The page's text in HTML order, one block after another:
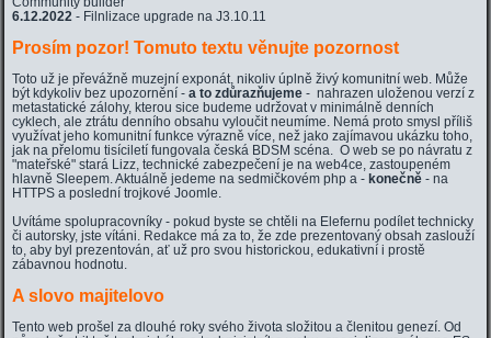
6.12.2022 - Filnlizace upgrade na J3.10.11
Prosím pozor! Tomuto textu věnujte pozornost
Toto už je převážně muzejní exponát, nikoliv úplně živý komunitní web. Může
být kdykoliv bez upozornění -a to zdůrazňujeme - nahrazen uloženou verzí z
metastatické zálohy, kterou sice budeme udržovat v minimálně denních
cyklech, ale ztrátu denního obsahu vyloučit neumíme. Nemá proto smysl příliš
využívat jeho komunitní funkce výrazně více, než jako zajímavou ukázku toho,
jak na přelomu tisíciletí fungovala česká BDSM scéna. O web se po návratu z
"mateřské" stará Lizz, technické zabezpečení je na web4ce, zastoupeném
hlavně Sleepem. Aktuálně jedeme na sedmičkovém php a - konečně - na
HTTPS a poslední trojkové Joomle.
Uvítáme spolupracovníky - pokud byste se chtěli na Elefernu podílet technicky
či autorsky, jste vítáni. Redakce má za to, že zde prezentovaný obsah zaslouží
to, aby byl prezentován, ať už pro svou historickou, edukativní i prostě
zábavnou hodnotu.
A slovo majitelovo
Tento web prošel za dlouhé roky svého života složitou a členitou genezí. Od